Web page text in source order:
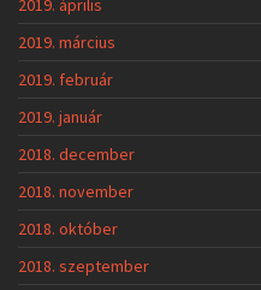
2019. április
2019. március
2019. február
2019. január
2018. december
2018. november
2018. október
2018. szeptember